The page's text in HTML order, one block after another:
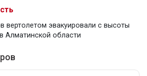
вертолетом эвакуировали с высоты
Алматинской области